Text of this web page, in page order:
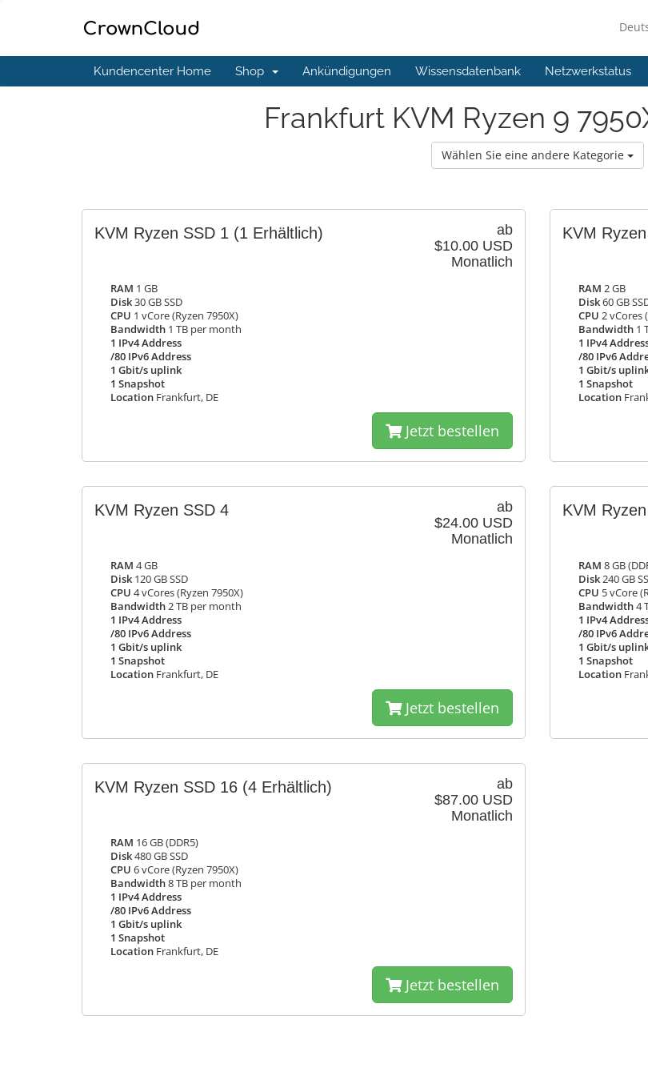
Kundencenter Home Shop Ankündigungen Wissensdatenbank Netzwerkstatus
Frankfurt KVM Ryzen 9
Wählen Sie eine andere Kategorie
ab
$10.00 USD
Monatlich
KVM Ryzen SSD 1 (1 Erhältlich)
RAM 1 GB
Disk30 GB SSD
CPU 1 vCore (Ryzen 7950X)
Bandwidth 1 TB per month
1 IPv4 Address
/80 IPv6 Address
1 Gbit/s uplink
1 Snapshot
Location Frankfurt, DE
Jetzt bestellen
KVM
RAM 2 GB
Disk60 GB
CPU 2 vCores
Bandwidth 1
1 IPv4
/80 IPv6
1 Gbit/s
1 Snapshot
Location
ab
$24.00 USD
Monatlich
KVM Ryzen SSD 4
RAM 4 GB
Disk 120 GB SSD
CPU 4 vCores (Ryzen 7950X)
Bandwidth2 TB per month
1 IPv4 Address
/80 IPv6 Address
1 Gbit/s uplink
1 Snapshot
Location Frankfurt, DE
Jetzt bestellen
KVM
RAM 8 GB
Disk240 GB
CPU 5 vCore
Bandwidth4
1 IPv4
/80 IPv6
1 Gbit/s
1 Snapshot
Location
ab
$87.00 USD
Monatlich
KVM Ryzen SSD 16 (4 Erhältlich)
RAM 16 GB (DDR5)
Disk480 GB SSD
CPU 6 vCore (Ryzen 7950X)
Bandwidth8 TB per month
1 IPv4 Address
/80 IPv6 Address
1 Gbit/s uplink
1 Snapshot
Location Frankfurt, DE
Jetzt bestellen